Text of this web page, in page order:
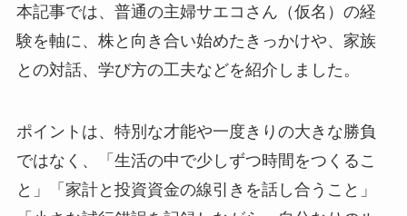
本記事では、普通の主婦サエコさん（仮名）の経
験を軸に、株と向き合い始めたきっかけや、家族
との対話、学び方の工夫などを紹介しました。
ポイントは、特別な才能や一度きりの大きな勝負
ではなく、「生活の中で少しずつ時間をつくるこ
と」「家計と投資資金の線引きを話し合うこと」